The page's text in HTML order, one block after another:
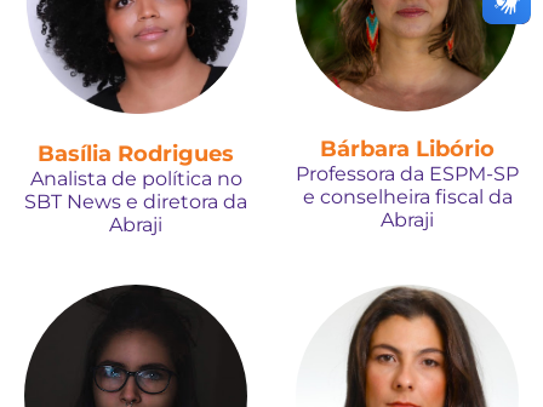
Basília Rodrigues
Analista de política no
SBT News e diretora da
Abraji
Bárbara Libório
Professora da ESPM-SP
e conselheira fiscal da
Abraji